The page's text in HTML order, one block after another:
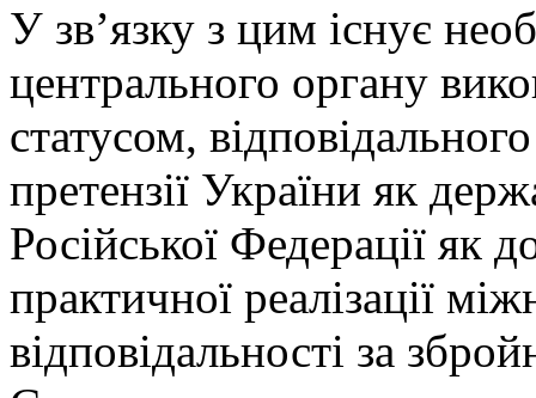
У зв’язку з цим існує
центрального органу
статусом,
претензії України як
Російської Федерації як
практичної реалізації
відповідальності за